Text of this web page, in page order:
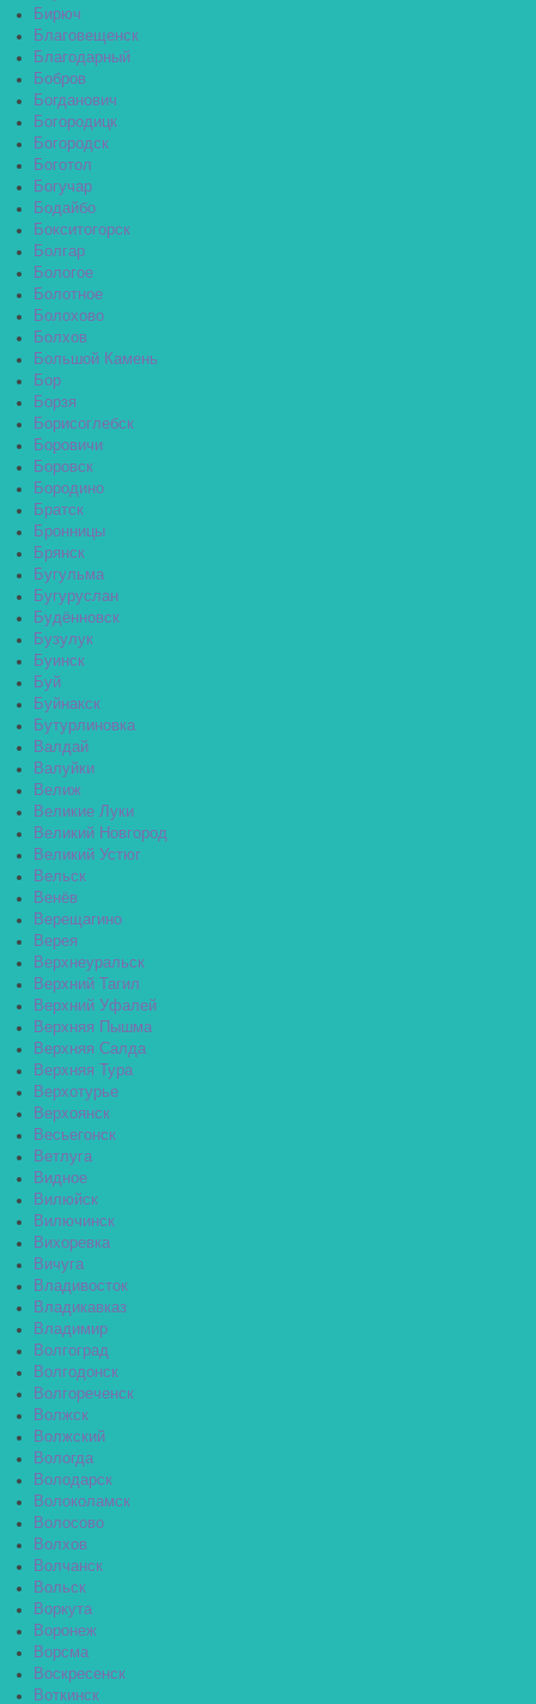
Бирюч
Благовещенск
Благодарный
Бобров
Богданович
Богородицк
Богородск
Боготол
Богучар
Бодайбо
Бокситогорск
Болгар
Бологое
Болотное
Болохово
Болхов
Большой Камень
Бор
Борзя
Борисоглебск
Боровичи
Боровск
Бородино
Братск
Бронницы
Брянск
Бугульма
Бугуруслан
Будённовск
Бузулук
Буинск
Буй
Буйнакск
Бутурлиновка
Валдай
Валуйки
Велиж
Великие Луки
Великий Новгород
Великий Устюг
Вельск
Венёв
Верещагино
Верея
Верхнеуральск
Верхний Тагил
Верхний Уфалей
Верхняя Пышма
Верхняя Салда
Верхняя Тура
Верхотурье
Верхоянск
Весьегонск
Ветлуга
Видное
Вилюйск
Вилючинск
Вихоревка
Вичуга
Владивосток
Владикавказ
Владимир
Волгоград
Волгодонск
Волгореченск
Волжск
Волжский
Вологда
Володарск
Волоколамск
Волосово
Волхов
Волчанск
Вольск
Воркута
Воронеж
Ворсма
Воскресенск
Воткинск